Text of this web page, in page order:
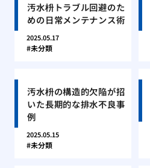
汚水枡トラブル回避のた
めの日常メンテナンス術
2025.05.17
未分類
汚水枡の構造的欠陥が招
いた長期的な排水不良事
例
2025.05.15
未分類